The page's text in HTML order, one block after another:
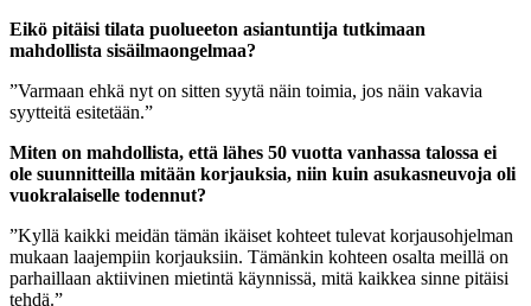
Eikö pitäisi tilata puolueeton asiantuntija tutkimaan
mahdollista sisäilmaongelmaa?
”Varmaan ehkä nyt on sitten syytä näin toimia, jos näin vakavia
syytteitä esitetään.”
Miten on mahdollista, että lähes 50 vuotta vanhassa talossa ei
ole suunnitteilla mitään korjauksia, niin kuin asukasneuvoja oli
vuokralaiselle todennut?
”Kyllä kaikki meidän tämän ikäiset kohteet tulevat korjausohjelman
mukaan laajempiin korjauksiin. Tämänkin kohteen osalta meillä on
parhaillaan aktiivinen mietintä käynnissä, mitä kaikkea sinne pitäisi
tehdä.”